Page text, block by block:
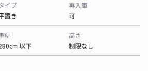
イプ
置き
再入庫
可
幅
以下
高さ
制限なし